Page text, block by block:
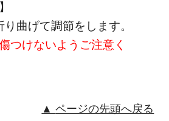
曲げて調節をします。
つけないようご注意く
ページの先頭へ戻る